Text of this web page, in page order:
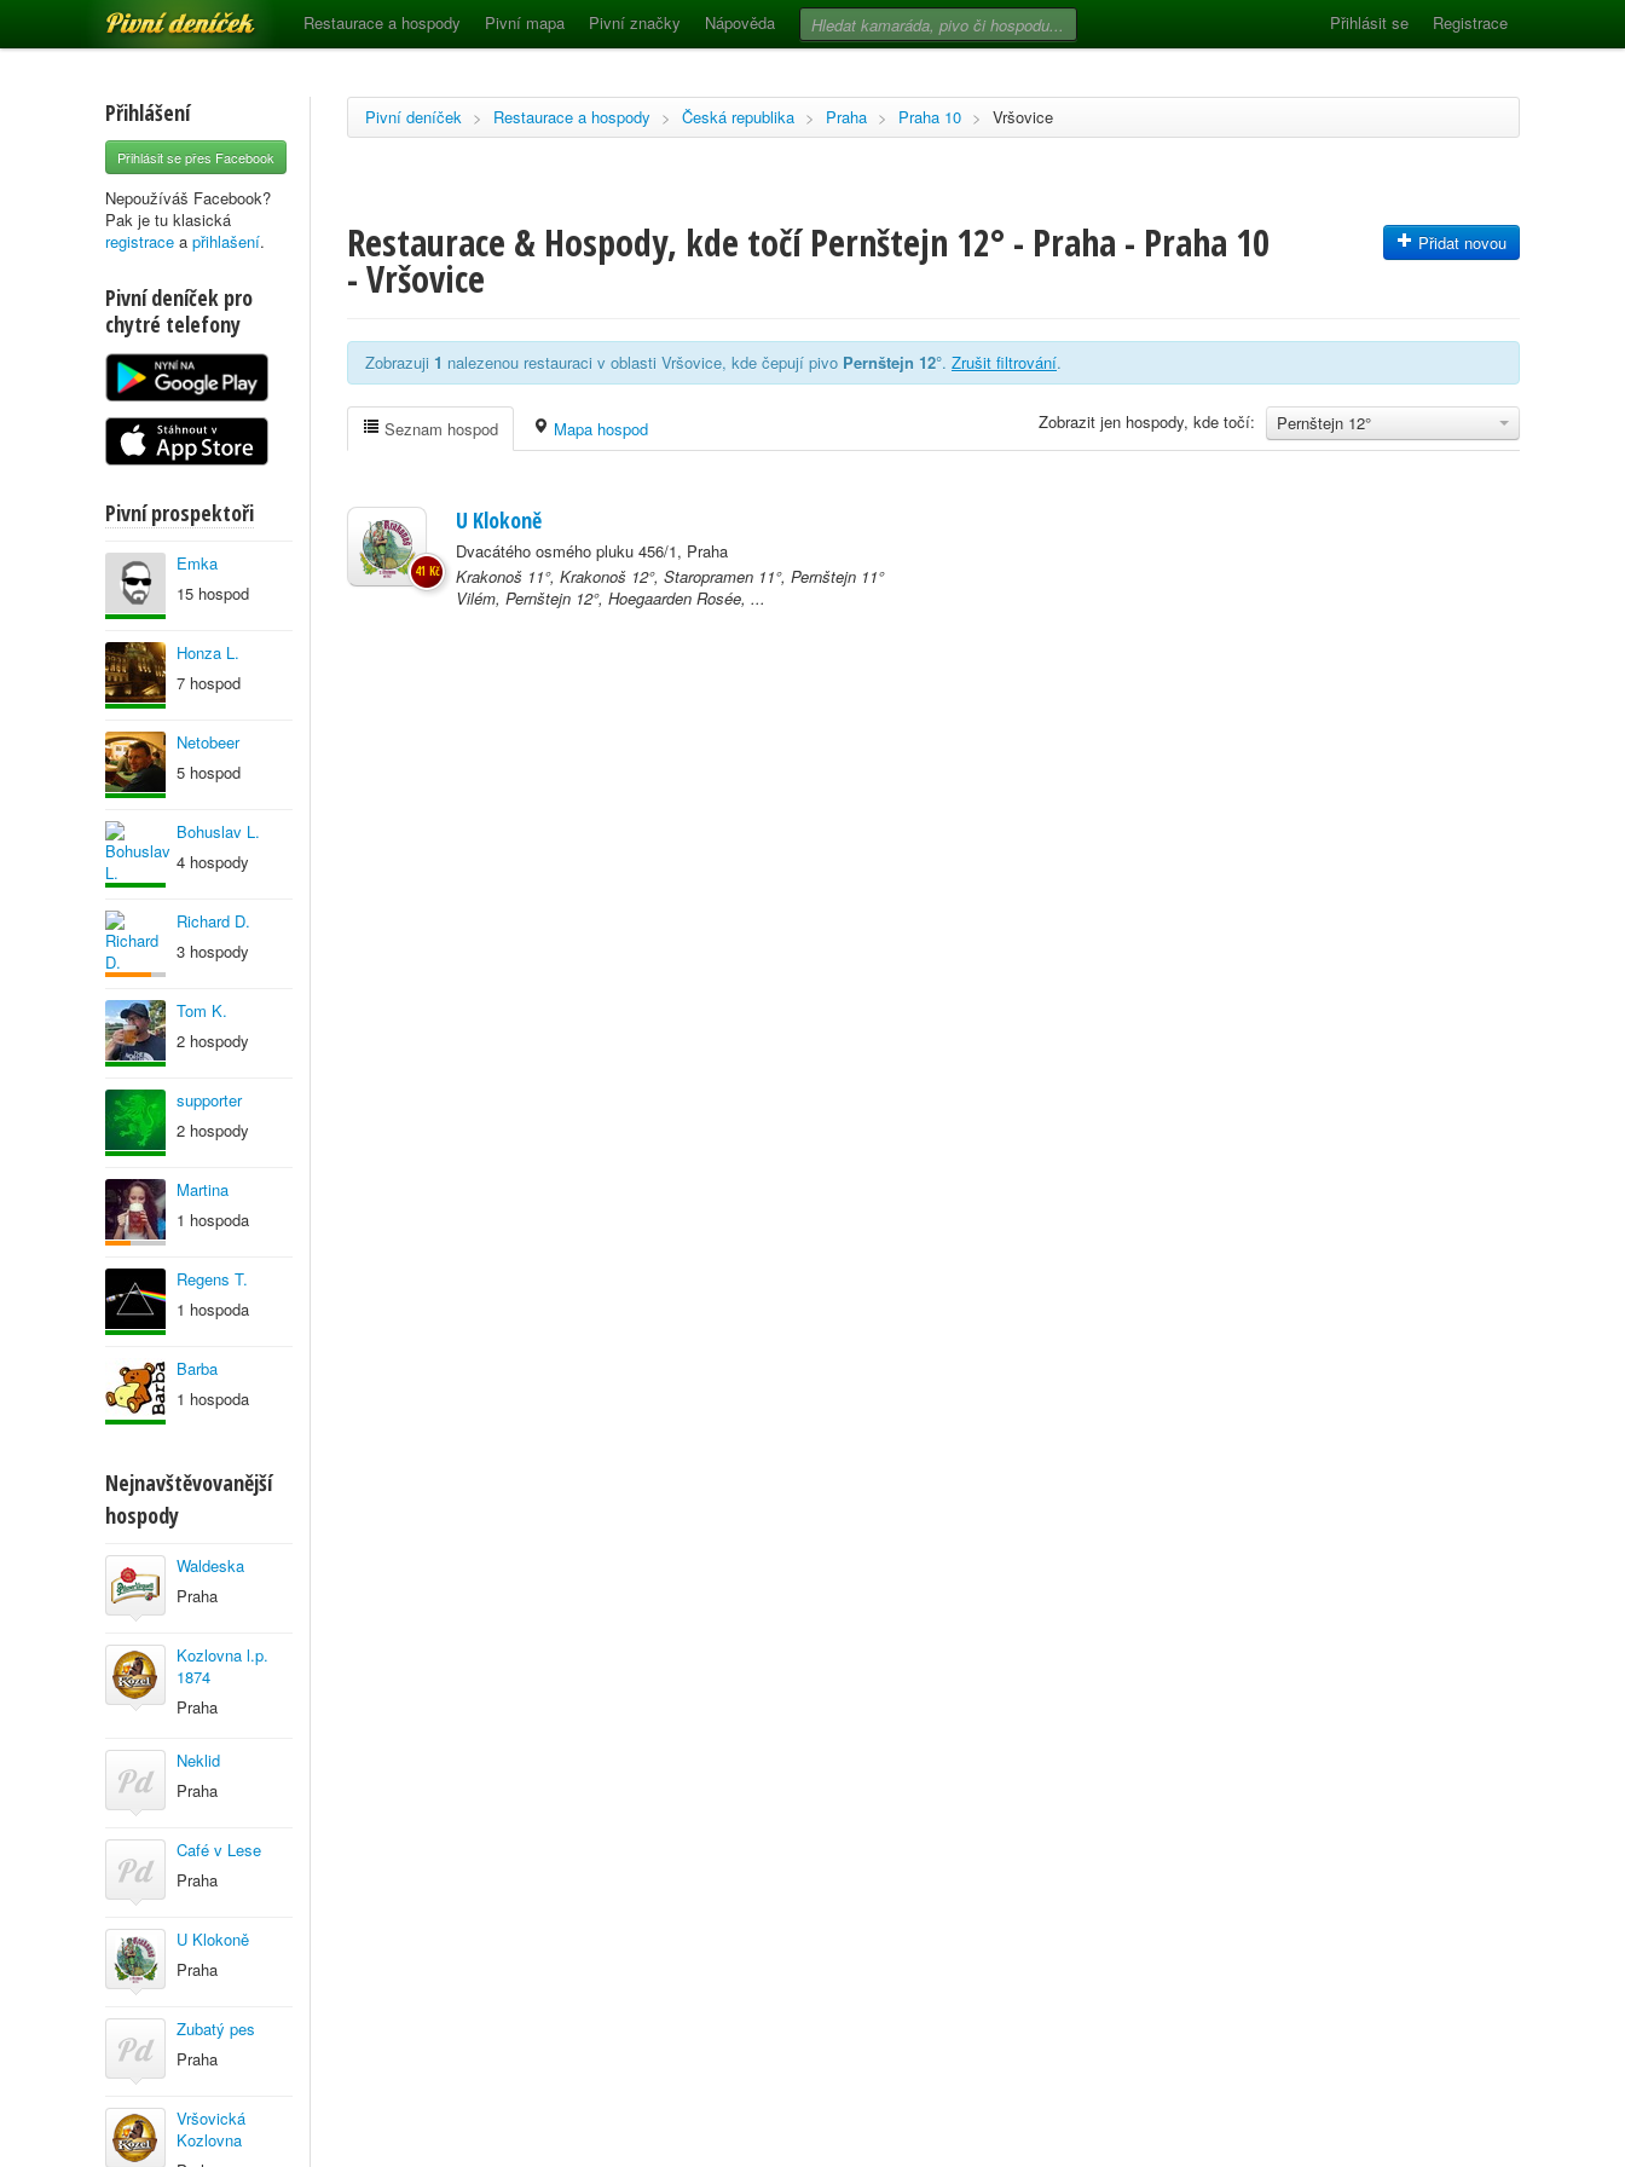
Pivní deníček Restaurace a hospody Pivní mapa Pivní značky Nápověda Přihlásit se Registrace
Přihlášení
Přihlásit se přes Facebook
Nepoužíváš Facebook?
Pak je tu klasická
registrace a přihlašení.
Pivní deníček pro
chytré telefony
Pivní prospektoři
Emka
15 hospod
Honza L.
7 hospod
Netobeer
5 hospod
Bohuslav L.
4 hospody
Richard D.
3 hospody
Tom K.
2 hospody
supporter
2 hospody
Martina
1 hospoda
Regens T.
1 hospoda
Barba
1 hospoda
Nejnavštěvovanější
hospody
Waldeska
Praha
Kozlovna l.p.
1874
Praha
Neklid
Praha
Café v Lese
Praha
U Klokoně
Praha
Zubatý pes
Praha
Vršovická
Kozlovna
Pivní deníček > Restaurace a hospody > Česká republika > Praha > Praha 10 > Vršovice
Restaurace & Hospody, kde točí Pernštejn 12° - Praha - Praha 10
- Vršovice
Přidat novou
Zobrazuji 1 nalezenou restauraci v oblasti Vršovice, kde čepují pivo Pernštejn 12°. Zrušit filtrování.
Pernštejn 12°
Zobrazit jen hospody, kde točí:
Seznam hospod Mapa hospod
U Klokoně
Dvacátého osmého pluku 456/1, Praha
Krakonoš 11°, Krakonoš 12°, Staropramen 11°, Pernštejn 11°
Vilém, Pernštejn 12°, Hoegaarden Rosée, ...
41 Kč